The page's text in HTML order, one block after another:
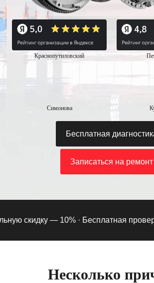
Краснопутиловский
Симонова
Бесплатная
Записаться на ремонт
скидку — 10% ·Бесплатная проверка
Несколько